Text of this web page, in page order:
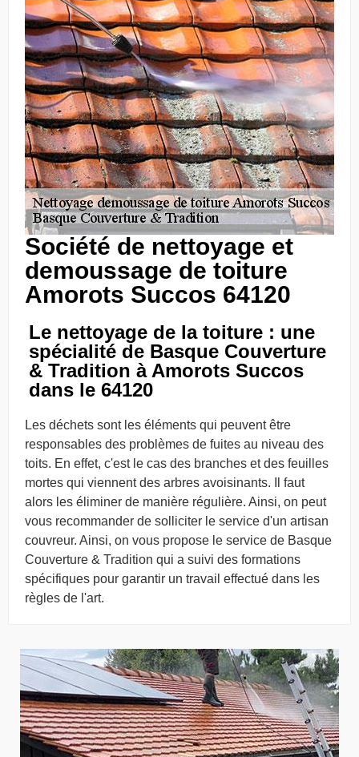
Société de nettoyage et
demoussage de toiture
Amorots Succos 64120
Le nettoyage de la toiture : une
spécialité de Basque Couverture
& Tradition à Amorots Succos
dans le 64120
Les déchets sont les éléments qui peuvent être
responsables des problèmes de fuites au niveau des
toits. En effet, c'est le cas des branches et des feuilles
mortes qui viennent des arbres avoisinants. Il faut
alors les éliminer de manière régulière. Ainsi, on peut
vous recommander de solliciter le service d'un artisan
couvreur. Ainsi, on vous propose le service de Basque
Couverture & Tradition qui a suivi des formations
spécifiques pour garantir un travail effectué dans les
règles de l'art.